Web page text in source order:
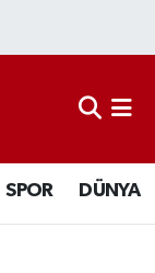
SPOR DÜNYA